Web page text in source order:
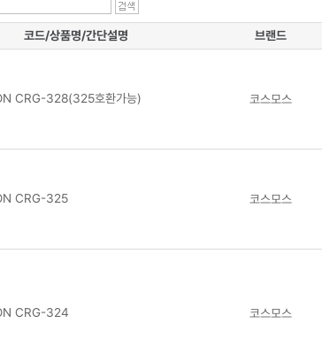
코드/상품명/간단설명 브랜드
CRG-328(325호환가능)
코스모스
CRG-325
코스모스
CRG-324
코스모스